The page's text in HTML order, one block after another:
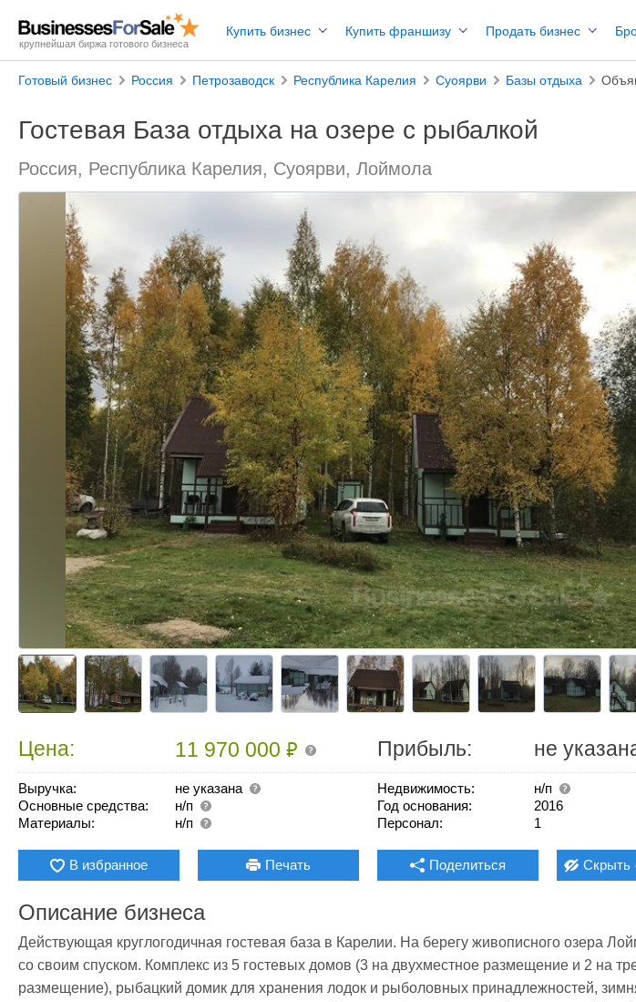
крупнейшая биржа готового бизнеса
Купить бизнес Купить франшизу Продать бизнес
Готовый бизнес Россия Петрозаводск Республика Карелия Суоярви Базы отдыха
Гостевая База отдыха на озере с рыбалкой
Россия, Республика Карелия, Суоярви, Лоймола
Цена: 11 970 000₽ Прибыль: не
Выручка:
не указана
Основные средства:
н/п
Материалы:
н/п
Недвижимость:
н/п
Год основания:
2016
Персонал:
1
В избранное Печать Поделиться Скрыть
Описание бизнеса
Действующая круглогодичная гостевая база в Карелии. На берегу живописного озера
со своим спуском. Комплекс из 5 гостевых домов (3 на двухместное размещение и 2 на
размещение), рыбацкий домик для хранения лодок и рыболовных принадлежностей,